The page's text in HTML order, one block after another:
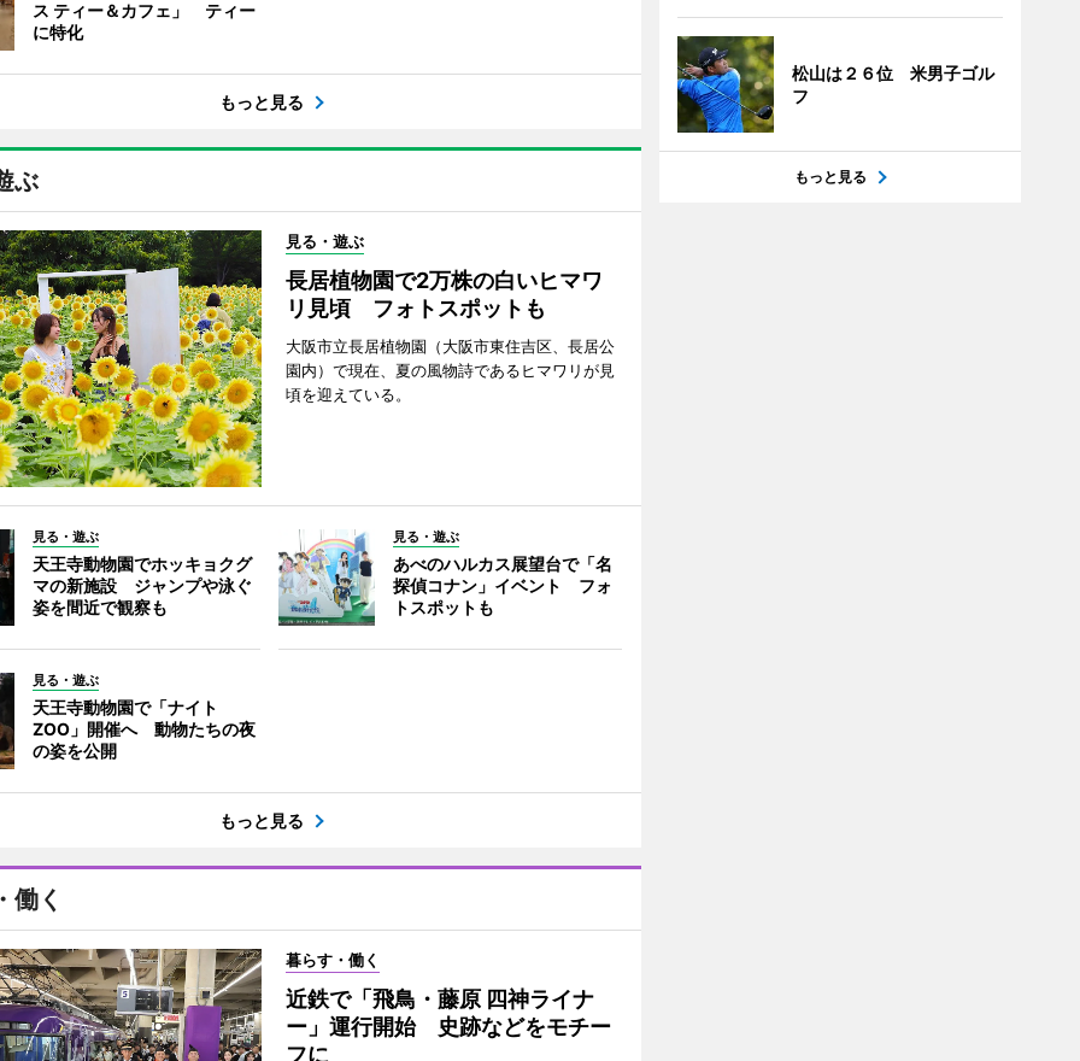
ス ティー＆カフェ」 ティー
に特化
もっと見る
ぶ
見る・遊ぶ
長居植物園で2万株の白いヒマワ
リ見頃 フォトスポットも
大阪市立長居植物園（大阪市東住吉区、長居公
園内）で現在、夏の風物詩であるヒマワリが見
頃を迎えている。
見る・遊ぶ
天王寺動物園でホッキョクグ
マの新施設 ジャンプや泳ぐ
姿を間近で観察も
見る・遊ぶ
あべのハルカス展望台で「名
探偵コナン」イベント フォ
トスポットも
見る・遊ぶ
天王寺動物園で「ナイト
ZOO」開催へ 動物たちの夜
の姿を公開
もっと見る
働く
暮らす・働く
近鉄で「飛鳥・藤原 四神ライナ
ー」運行開始 史跡などをモチー
フに
松山は２６位 米男子ゴル
フ
もっと見る